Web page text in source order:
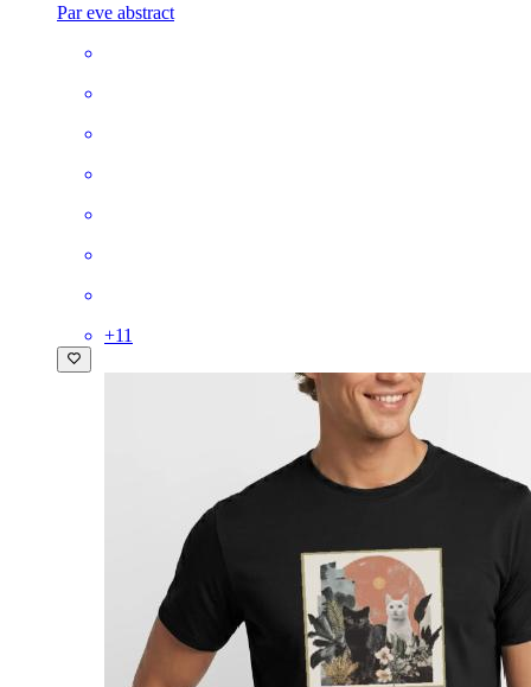
Par eve abstract
+11